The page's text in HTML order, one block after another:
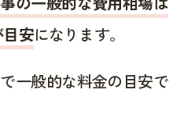
安になります。
一般的な料金の目安で